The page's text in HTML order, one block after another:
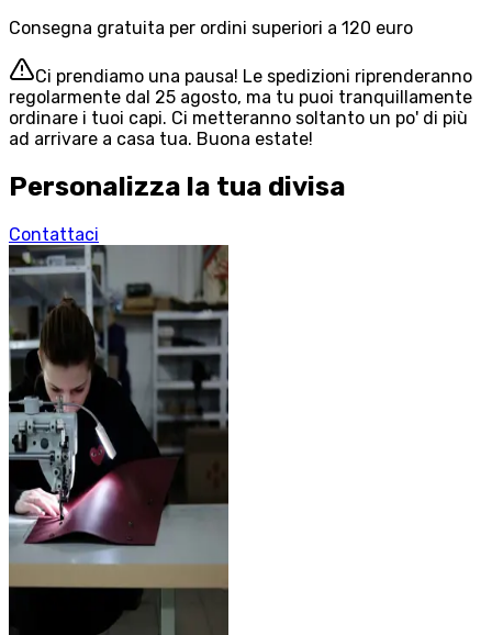
Consegna gratuita per ordini superiori a 120 euro
Ci prendiamo una pausa! Le spedizioni riprenderanno
regolarmente dal 25 agosto, ma tu puoi tranquillamente
ordinare i tuoi capi. Ci metteranno soltanto un po' di più
ad arrivare a casa tua. Buona estate!
Personalizza la tua divisa
Contattaci